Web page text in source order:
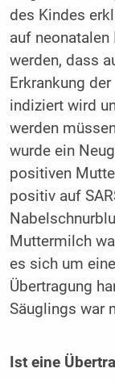
des Kindes
auf
werden, dass
Erkrankung
indiziert wird
werden
wurde ein
positiven
positiv auf
Muttermilch
es sich um
Übertragung
Säuglings war
Ist eine